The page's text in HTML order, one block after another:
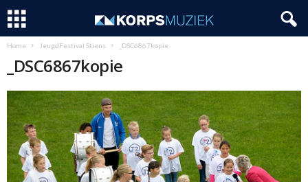
Home JeugdFestival Stiens _DSC6867kopie
_DSC6867kopie